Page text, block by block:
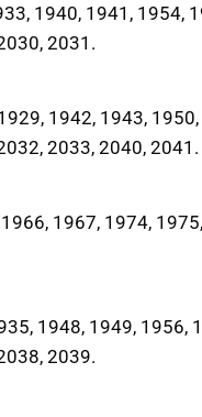
1940, 1941, 1954,
2031.
1942, 1943,
2033, 2040, 2041.
1967, 1974,
1948, 1949, 1956,
2039.